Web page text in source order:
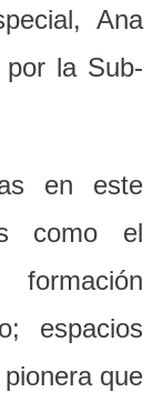
Ana
por la Sub-
en este
como el
espacios
que